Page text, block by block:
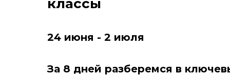
классы
24 июня - 2 июля
За 8 дней разберемся в